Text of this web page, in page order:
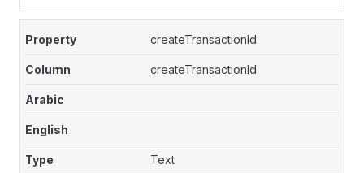
createTransactionId
createTransactionId
Text